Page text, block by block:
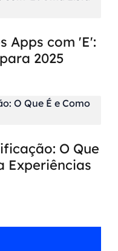
Apps com 'E':
2025
O Que
Experiências